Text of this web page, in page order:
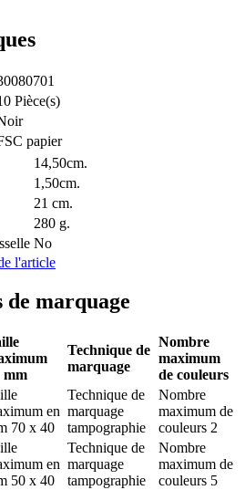
Pièce(s)
papier
14,50cm.
1,50cm.
21 cm.
280 g.
No
l'article
marquage
mm
Technique de
marquage
Nombre
maximum
de couleurs
en
70 x 40
Technique de
marquage
tampographie
Nombre
maximum de
couleurs 2
en
50 x 40
Technique de
marquage
tampographie
Nombre
maximum de
couleurs 5